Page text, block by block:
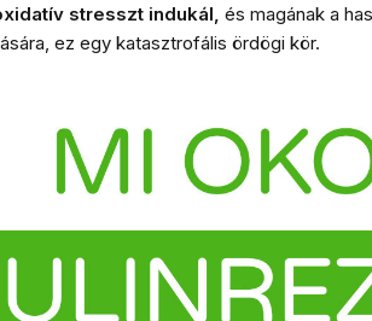
stresszt indukál, és magának a
ez egy katasztrofális ördögi kör.